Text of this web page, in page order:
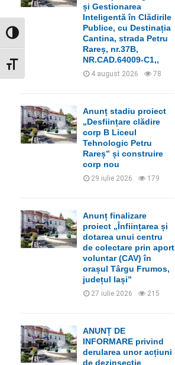
GLISOR NIVEL CONTRAST
GLISOR MĂRIME FONT
H
și Gestionarea
Inteligentă în Clădirile
Publice, cu Destinația
Cantina, strada Petru
Rareș, nr.37B,
NR.CAD.64009-C1,,
4 august 2026 78
Anunț stadiu proiect
„Desființare clădire
corp B Liceul
Tehnologic Petru
Rareș” și construire
corp nou
29 iulie 2026 179
Anunț finalizare
proiect „Înființarea și
dotarea unui centru
de colectare prin aport
voluntar (CAV) în
orașul Târgu Frumos,
județul Iași”
27 iulie 2026 215
ANUNȚ DE
INFORMARE privind
derularea unor acțiuni
de dezinsecție